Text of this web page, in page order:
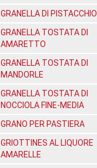
GRANELLA DI PISTACCHIO
GRANELLA TOSTATA DI
AMARETTO
GRANELLA TOSTATA DI
MANDORLE
GRANELLA TOSTATA DI
NOCCIOLA FINE-MEDIA
GRANO PER PASTIERA
GRIOTTINES AL LIQUORE
AMARELLE